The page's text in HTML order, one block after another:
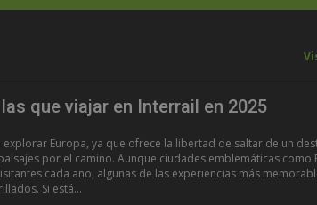
que viajar en Interrail en 2025
Europa, ya que ofrece la libertad de saltar de un
por el camino. Aunque ciudades emblemáticas como
cada año, algunas de las experiencias más
Si está...